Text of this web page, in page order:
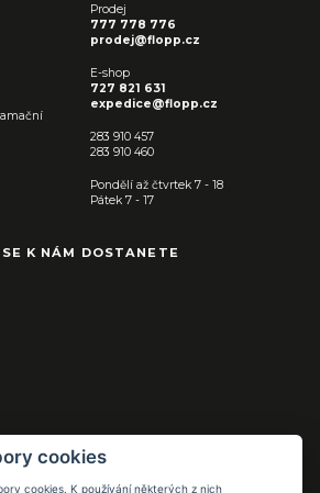
Prodej
777 778 776
prodej@flopp.cz
E-shop
727 821 631
expedice@flopp.cz
283 910 457
283 910 460
Pondělí až čtvrtek 7 - 18
Pátek 7 - 17
K NÁM DOSTANETE
cookies
cookies. K používání některých z nich